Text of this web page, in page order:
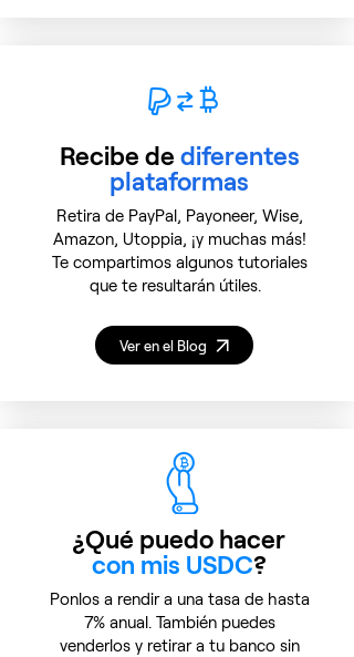
Recibe de diferentes
plataformas
Retira de PayPal, Payoneer, Wise,
Amazon, Utoppia, ¡y muchas más!
Te compartimos algunos tutoriales
que te resultarán útiles.
¿Qué puedo hacer
con mis USDC?
Ponlos a rendir a una tasa de hasta
7% anual. También puedes
venderlos y retirar a tu banco sin
Ver en el Blog